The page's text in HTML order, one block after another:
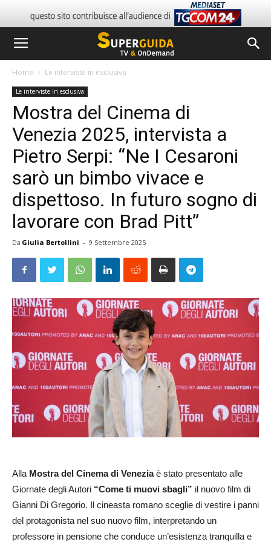
Home Le interviste in esclusiva
Le interviste in esclusiva
Mostra del Cinema di
Venezia 2025, intervista a
Pietro Serpi: “Ne I Cesaroni
sarò un bimbo vivace e
dispettoso. In futuro sogno di
lavorare con Brad Pitt”
Da Giulia Bertollini - 9 Settembre 2025
Alla Mostra del Cinema di Veneziaè stato presentato alle
Giornate degli Autori “Come ti muovi sbagli” il nuovo film di
Gianni Di Gregorio. Il cineasta romano sceglie di vestire i panni
del protagonista nel suo nuovo film, interpretando un
professore in pensione che conduce un’esistenza tranquilla e